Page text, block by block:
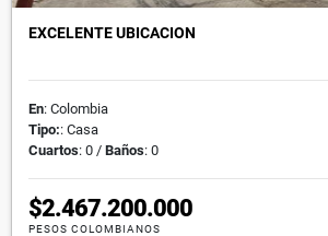
EXCELENTE UBICACION
En: Colombia
Tipo:: Casa
Cuartos: 0 / Baños: 0
$2.467.200.000
PESOS COLOMBIANOS